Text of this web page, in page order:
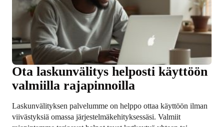
Ota laskunvälitys helposti käyttöön
valmiilla rajapinnoilla
Laskunvälityksen palvelumme on helppo ottaa käyttöön ilman
viivästyksiä omassa järjestelmäkehityksessäsi. Valmiit